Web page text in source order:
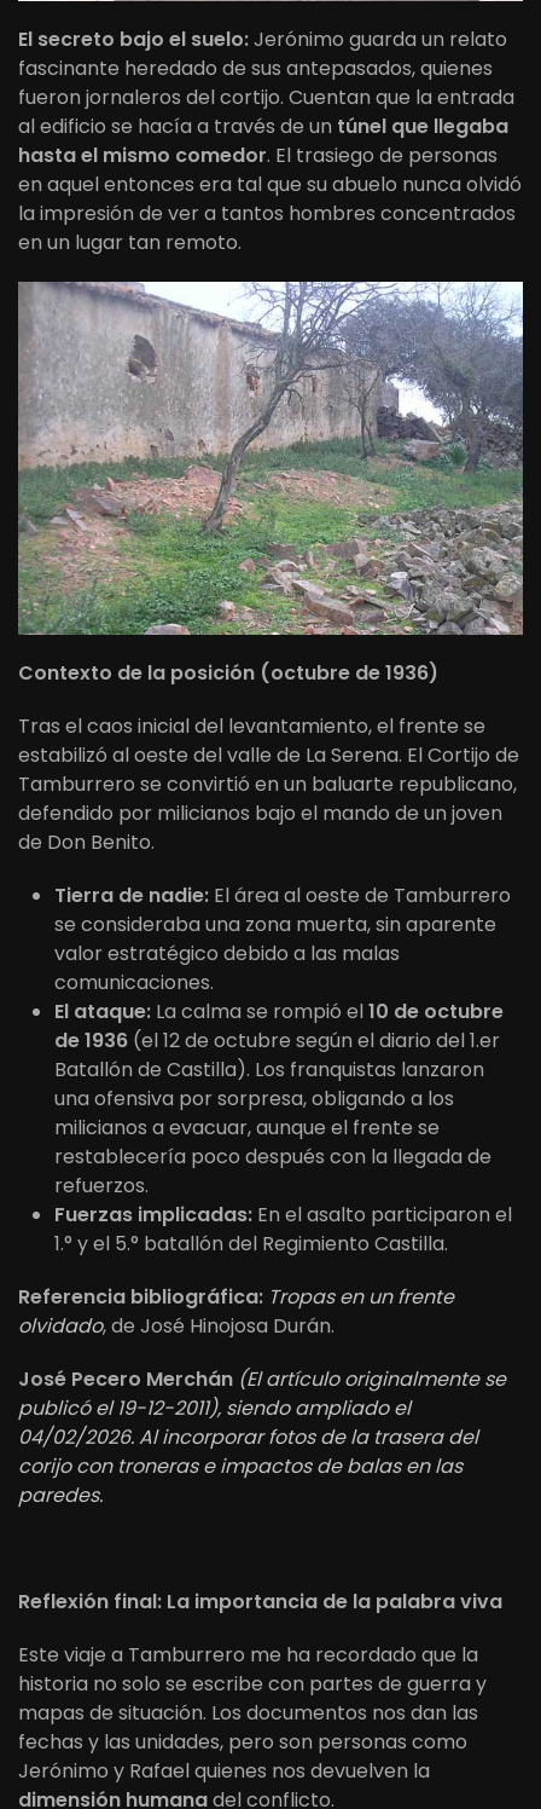
El secreto bajo el suelo:Jerónimo guarda un relato
fascinante heredado de sus antepasados, quienes
fueron jornaleros del cortijo. Cuentan que la entrada
al edificio se hacía a través de un túnel que llegaba
hasta el mismo comedor. El trasiego de personas
en aquel entonces era tal que su abuelo nunca olvidó
la impresión de ver a tantos hombres concentrados
en un lugar tan remoto.
Contexto de la posición (octubre de 1936)
Tras el caos inicial del levantamiento, el frente se
estabilizó al oeste del valle de La Serena. El Cortijo de
Tamburrero se convirtió en un baluarte republicano,
defendido por milicianos bajo el mando de un joven
de Don Benito.
Tierra de nadie: El área al oeste de Tamburrero
se consideraba una zona muerta, sin aparente
valor estratégico debido a las malas
comunicaciones.
El ataque: La calma se rompió el10 de octubre
de 1936 (el 12 de octubre según el diario del 1.er
Batallón de Castilla). Los franquistas lanzaron
una ofensiva por sorpresa, obligando a los
milicianos a evacuar, aunque el frente se
restablecería poco después con la llegada de
refuerzos.
Fuerzas implicadas: En el asalto participaron el
1.° y el 5.° batallón del Regimiento Castilla.
Referencia bibliográfica: Tropas en un frente
olvidado, de José Hinojosa Durán.
José Pecero Merchán (El artículo originalmente se
publicó el 19-12-2011), siendo ampliado el
04/02/2026. Al incorporar fotos de la trasera del
corijo con troneras e impactos de balas en las
paredes.
Reflexión final: La importancia de la palabra viva
Este viaje a Tamburrero me ha recordado que la
historia no solo se escribe con partes de guerra y
mapas de situación. Los documentos nos dan las
fechas y las unidades, pero son personas como
Jerónimo y Rafael quienes nos devuelven la
dimensión humanadel conflicto.